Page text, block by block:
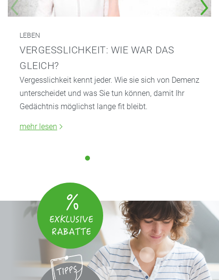
LEBEN
VERGESSLICHKEIT: WIE WAR DAS
GLEICH?
Vergesslichkeit kennt jeder. Wie sie sich von Demenz
unterscheidet und was Sie tun können, damit Ihr
Gedächtnis möglichst lange fit bleibt.
mehr lesen